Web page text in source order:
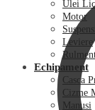
Ulei
Motor
Leviere
Echipament
Casca
Cizme
Manusi